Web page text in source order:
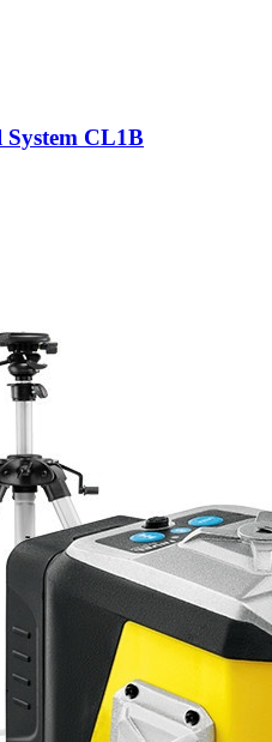
System CL1B